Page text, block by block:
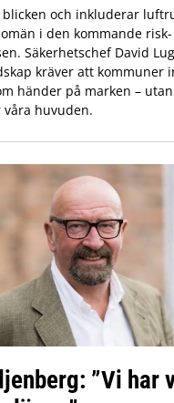
och inkluderar
i den kommande risk-
Säkerhetschef David
kräver att kommuner
händer på marken –
våra huvuden.
”Vi har